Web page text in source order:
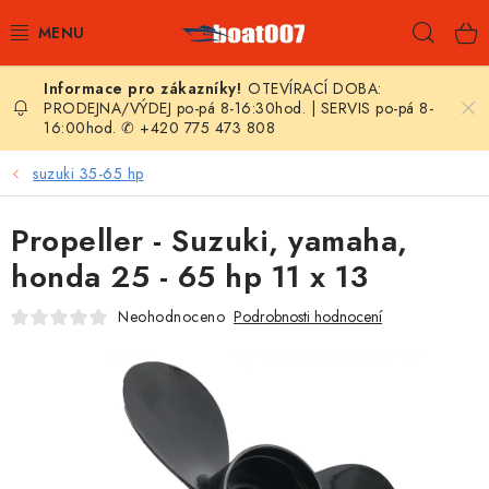
na
E-SHOP
AKČNÍ SLEVY
ZPRAVODAJ
KONTAKTY
LODNÍ MOTORY
NAFUKOVACÍ ČLUNY
OTEVÍRACÍ DOBA:
PRODEJNA/VÝDEJ po-pá 8-16:30hod. | SERVIS po-pá 8-
16:00hod. ✆ +420 775 473 808
suzuki 35-65 hp
Propeller - Suzuki, yamaha,
honda 25 - 65 hp 11 x 13
Neohodnoceno Podrobnosti hodnocení